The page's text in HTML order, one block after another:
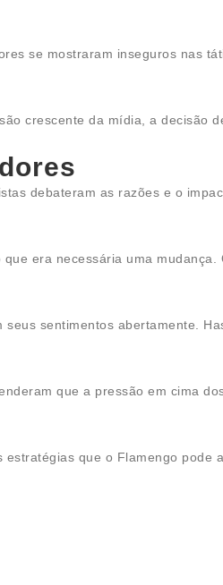
se mostraram inseguros nas
crescente da mídia, a decisão
debateram as razões e o
era necessária uma
sentimentos abertamente.
que a pressão em cima
que o Flamengo pode